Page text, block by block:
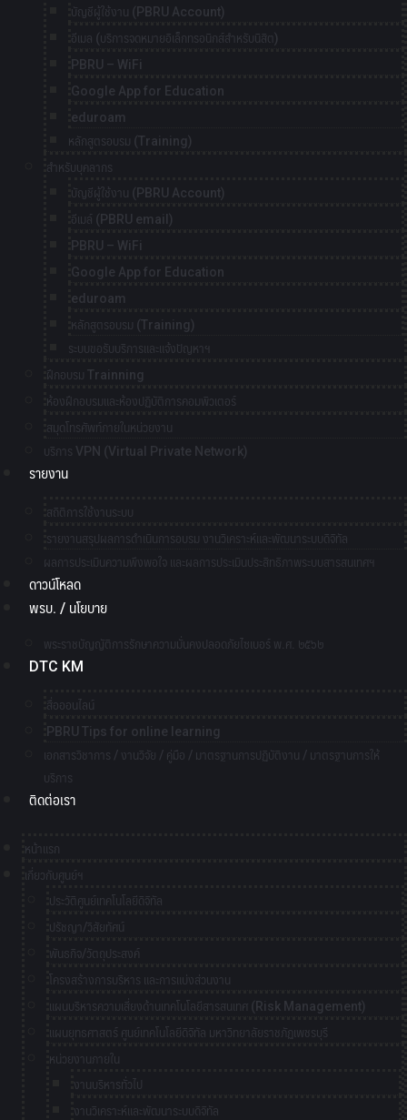
บัญชีผู้ใช้งาน (PBRU Account)
อีเมล (บริการจดหมายอิเล็กทรอนิกส์สำหรับนิสิต)
PBRU – WiFi
Google App for Education
eduroam
หลักสูตรอบรม (Training)
สำหรับบุคลากร
บัญชีผู้ใช้งาน (PBRU Account)
อีเมล์ (PBRU email)
PBRU – WiFi
Google App for Education
eduroam
หลักสูตรอบรม (Training)
ระบบขอรับบริการและแจ้งปัญหาฯ
ฝึกอบรม Trainning
ห้องฝึกอบรมและห้องปฏิบัติการคอมพิวเตอร์
สมุดโทรศัพท์ภายในหน่วยงาน
บริการ VPN (Virtual Private Network)
รายงาน
สถิติการใช้งานระบบ
รายงานสรุปผลการดำเนินการอบรม งานวิเคราะห์และพัฒนาระบบดิจิทัล
ผลการประเมินความพึงพอใจ และผลการประเมินประสิทธิภาพระบบสารสนเทศฯ
ดาวน์โหลด
พรบ. / นโยบาย
พระราชบัญญัติการรักษาความมั่นคงปลอดภัยไซเบอร์ พ.ศ. ๒๕๖๒
DTC KM
สื่อออนไลน์
PBRU Tips for online learning
เอกสารวิชาการ / งานวิจัย / คู่มือ / มาตรฐานการปฏิบัติงาน / มาตรฐานการให้
บริการ
ติดต่อเรา
หน้าแรก
เกี่ยวกับศูนย์ฯ
ประวัติศูนย์เทคโนโลยีดิจิทัล
ปรัชญา/วิสัยทัศน์
พันธกิจ/วัตถุประสงค์
โครงสร้างการบริหาร และการแบ่งส่วนงาน
แผนบริหารความเสี่ยงด้านเทคโนโลยีสารสนเทศ (Risk Management)
แผนยุทธศาสตร์ ศูนย์เทคโนโลยีดิจิทัล มหาวิทยาลัยราชภัฏเพชรบุรี
หน่วยงานภายใน
งานบริหารทั่วไป
งานวิเคราะห์และพัฒนาระบบดิจิทัล